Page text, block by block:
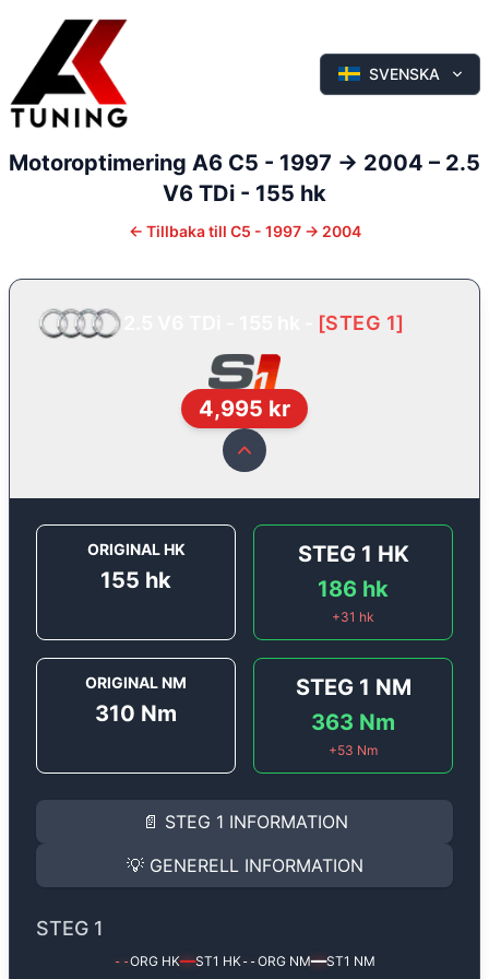
SVENSKA
Motoroptimering A6 C5 - 1997 -> 2004 – 2.5
V6 TDi - 155 hk
← Tillbaka till C5 - 1997 -> 2004
[STEG 1]
4,995 kr
ORIGINAL HK
155 hk
STEG 1 HK
186 hk
+31 hk
ORIGINAL NM
310 Nm
STEG 1 NM
363 Nm
+53 Nm
📄 STEG 1 INFORMATION
INFORMATION
Steg 1
Audi A6 2.5 V6 TDi - 155
Effekten ökar från155 hktill186 hkoch
(+31 hk & +53 Nm).
Ger mer effekt, högre vridmoment, lägre
Steg 1 mjukvara justerar vi ett antal
💡 GENERELL INFORMATION
✅ All mjukvara är skräddarsydd för din bil
✅ Felsökning inann samt efter optimering
STEG 1
--ORG HK━━ST1 HK--ORG NM━━ST1 NM